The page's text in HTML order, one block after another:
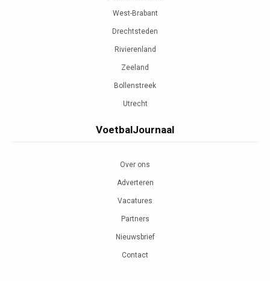
West-Brabant
Drechtsteden
Rivierenland
Zeeland
Bollenstreek
Utrecht
VoetbalJournaal
Over ons
Adverteren
Vacatures
Partners
Nieuwsbrief
Contact